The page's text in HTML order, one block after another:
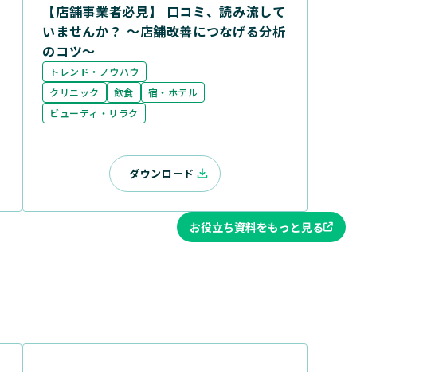
【店舗事業者必見】 口コミ、読み流して
いませんか？ ～店舗改善につなげる分析
のコツ～
トレンド・ノウハウ
クリニック
飲食
宿・ホテル
ビューティ・リラク
ダウンロード
お役立ち資料をもっと見る